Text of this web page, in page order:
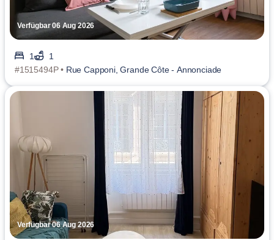
Verfügbar 06 Aug 2026
1
1
#1515494P • Rue Capponi, Grande Côte - Annonciade
Verfügbar 06 Aug 2026